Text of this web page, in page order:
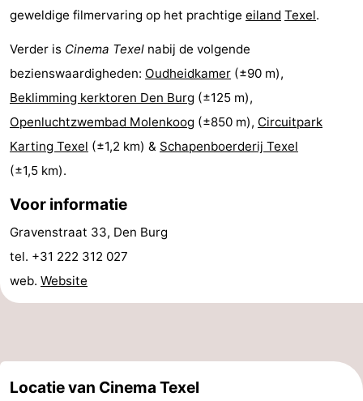
breakfasts)
Hotels
Vakantiehuizen
-
't
Eibernest
-
't
Hoogelandt
-
Beach
Park
Texel
-
Buytenveldt
-
Texel
Sluftervallei
-
geweldige filmervaring op het prachtige eiland Texel.
Verder is Cinema Texel nabij de volgende
bezienswaardigheden: Oudheidkamer (±90 m),
Beklimming kerktoren Den Burg (±125 m),
Openluchtzwembad Molenkoog (±850 m), Circuitpark
Karting Texel (±1,2 km) & Schapenboerderij Texel
(±1,5 km).
Voor informatie
Gravenstraat 33, Den Burg
tel. +31 222 312 027
web. Website
Locatie van Cinema Texel